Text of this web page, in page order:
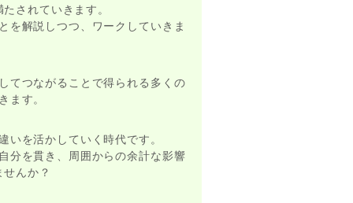
されていきます。
を解説しつつ、ワークしていきま
てつながることで得られる多くの
ます。
いを活かしていく時代です。
分を貫き、周囲からの余計な影響
んか？